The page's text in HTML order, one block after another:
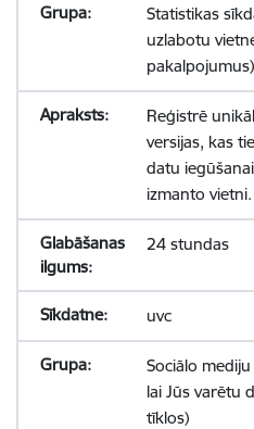
Statistikas
uzlabotu
pakalpojumus)
Reģistrē
versijas, kas
datu
izmanto vietni.
24 stundas
uvc
Sociālo
lai Jūs varētu
tīklos)